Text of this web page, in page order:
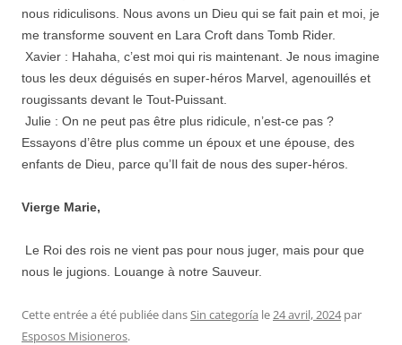
nous ridiculisons. Nous avons un Dieu qui se fait pain et moi, je
me transforme souvent en Lara Croft dans Tomb Rider.
Xavier : Hahaha, c’est moi qui ris maintenant. Je nous imagine
tous les deux déguisés en super-héros Marvel, agenouillés et
rougissants devant le Tout-Puissant.
Julie : On ne peut pas être plus ridicule, n’est-ce pas ?
Essayons d’être plus comme un époux et une épouse, des
enfants de Dieu, parce qu’Il fait de nous des super-héros.
Vierge Marie,
Le Roi des rois ne vient pas pour nous juger, mais pour que
nous le jugions. Louange à notre Sauveur.
Cette entrée a été publiée dansSin categoría le24 avril, 2024 par
Esposos Misioneros.